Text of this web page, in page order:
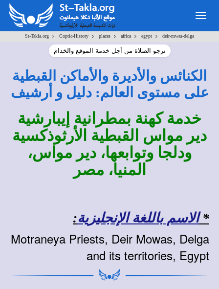
St-Takla.org > Coptic-History > places > africa > egypt > deir-mwas-delga
نرجو الصلاة من أجل خدمة الموقع والخدام
الكنائس والأديرة والأماكن القبطية
على مستوى العالم: دليل و أرشيف
خدمة كهنة بمطرانية إيبارشية
دير مواس القبطية الأرثوذكسية
ودلجا وتوابعها، دير مواس،
المنيا، مصر
*الاسم باللغة الإنجليزية:
Motraneya Priests, Deir Mowas, Delga
and its territories, Egypt